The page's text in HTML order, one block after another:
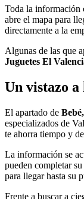
Toda la información
abre el mapa para
directamente a la
Algunas de las que
Juguetes El
Un vistazo
El apartado de
especializados de
te ahorra tiempo y
La información se
pueden completar
para llegar hasta su
Frente a buscar a